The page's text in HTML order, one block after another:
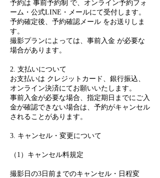
予約は 事前予約制 で、オンライン予約フォ
ーム・公式LINE・メールにて受付します。
予約確定後、予約確認メール をお送りしま
す。
撮影プランによっては、事前入金 が必要な
場合があります。
2. 支払いについて
お支払いは クレジットカード、銀行振込、
オンライン決済にてお願いいたします。
事前入金が必要な場合、指定期日までにご入
金が確認できない場合は、予約がキャンセル
されることがあります。
3. キャンセル・変更について
（1）キャンセル料規定
撮影日の3日前までのキャンセル・日程変